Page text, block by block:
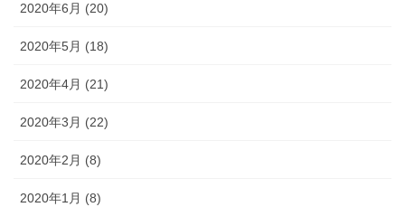
2020年6月 (20)
2020年5月 (18)
2020年4月 (21)
2020年3月 (22)
2020年2月 (8)
2020年1月 (8)